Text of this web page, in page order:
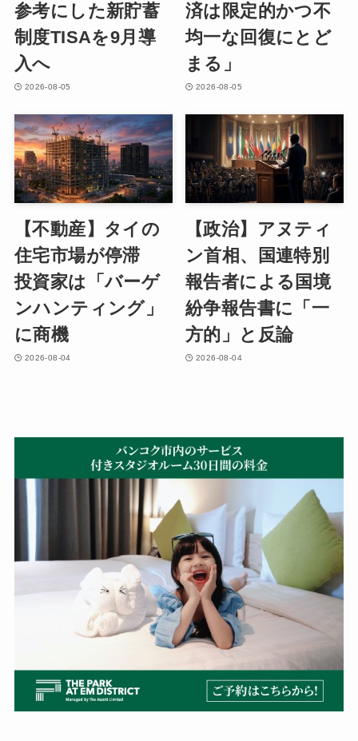
参考にした新貯蓄
制度TISAを9月導
入へ
2026-08-05
済は限定的かつ不
均一な回復にとど
まる」
2026-08-05
【不動産】タイの
住宅市場が停滞
投資家は「バーゲ
ンハンティング」
に商機
2026-08-04
【政治】アヌティ
ン首相、国連特別
報告者による国境
紛争報告書に「一
方的」と反論
2026-08-04